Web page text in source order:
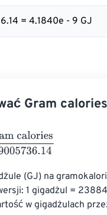
= 4.1840e - 9 GJ
Gram
239005736.14
(GJ) na
1 gigadżul =
w gigadżulach